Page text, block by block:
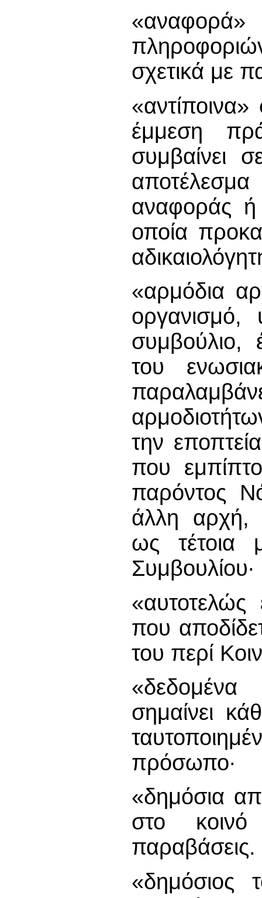
σχετικά με
έμμεση
συμβαίνει
αναφοράς ή
οποία
«αρμόδια
συμβούλιο,
του
την
που
παρόντος
άλλη αρχή,
ως τέτοια
Συμβουλίου∙
«αυτοτελώς
που
του περί
σημαίνει
πρόσωπο∙
«δημόσια
στο
παραβάσεις.
«δημόσιος